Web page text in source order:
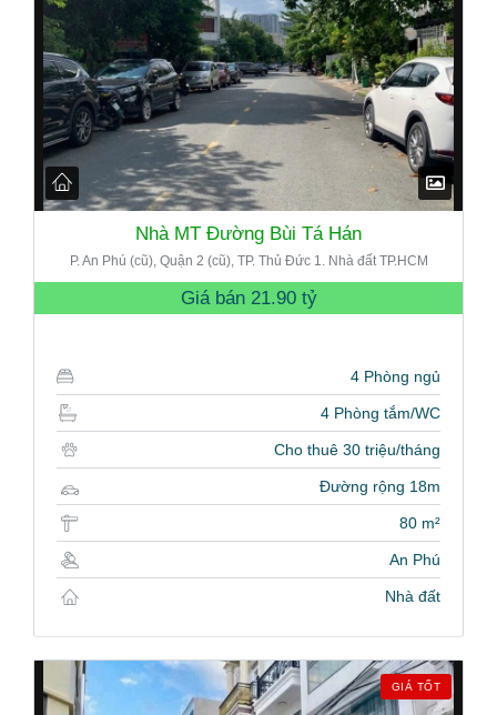
Nhà MT Đường Bùi Tá Hán
P. An Phú (cũ), Quận 2 (cũ), TP. Thủ Đức 1. Nhà đất TP.HCM
Giá bán 21.90 tỷ
4 Phòng ngủ
4 Phòng tắm/WC
Cho thuê 30 triệu/tháng
Đường rộng 18m
80 m²
An Phú
Nhà đất
GIÁ TỐT